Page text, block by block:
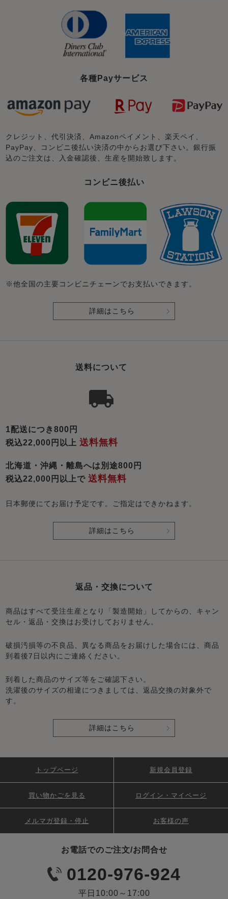
各種Payサービス
クレジット、代引決済、Amazonペイメント、楽天ペイ、
PayPay、コンビニ後払い決済の中からお選び下さい。銀行振
込のご注文は、入金確認後、生産を開始致します。
コンビニ後払い
※他全国の主要コンビニチェーンでお支払いできます。
詳細はこちら
送料について
1配送につき800円
税込22,000円以上送料無料
北海道・沖縄・離島へは別途800円
税込22,000円以上で送料無料
日本郵便にてお届け予定です。ご指定はできかねます。
詳細はこちら
返品・交換について
商品はすべて受注生産となり「製造開始」してからの、キャン
セル・返品・交換はお受けしておりません。
破損汚損等の不良品、異なる商品をお届けした場合には、商品
到着後7日以内にご連絡ください。
到着した商品のサイズ等をご確認下さい。
洗濯後のサイズの相違につきましては、返品交換の対象外で
す。
詳細はこちら
お電話でのご注文/お問合せ
0120-976-924
平日10:00～17:00
トップページ 新規会員登録
買い物かごを見る ログイン・マイページ
メルマガ登録・停止 お客様の声